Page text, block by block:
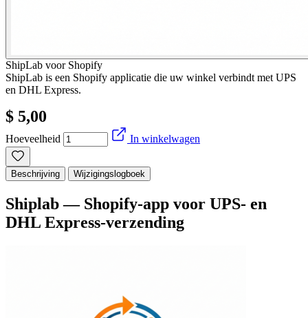
ShipLab voor Shopify
ShipLab is een Shopify applicatie die uw winkel verbindt met UPS
en DHL Express.
$ 5,00
Hoeveelheid In winkelwagen
Beschrijving Wijzigingslogboek
Shiplab — Shopify-app voor UPS- en
DHL Express-verzending